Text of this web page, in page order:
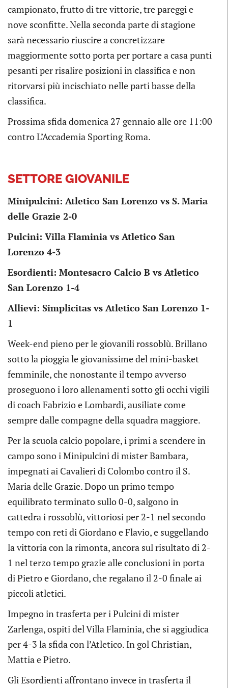
campionato, frutto di tre vittorie, tre pareggi e
nove sconfitte. Nella seconda parte di stagione
sarà necessario riuscire a concretizzare
maggiormente sotto porta per portare a casa punti
pesanti per risalire posizioni in classifica e non
ritorvarsi più incischiato nelle parti basse della
classifica.
Prossima sfida domenica 27 gennaio alle ore 11:00
contro L’Accademia Sporting Roma.
SETTORE GIOVANILE
Minipulcini: Atletico San Lorenzo vs S. Maria
delle Grazie 2-0
Pulcini: Villa Flaminia vs Atletico San
Lorenzo 4-3
Esordienti: Montesacro Calcio B vs Atletico
San Lorenzo 1-4
Allievi: Simplicitas vs Atletico San Lorenzo 1-
1
Week-end pieno per le giovanili rossoblù. Brillano
sotto la pioggia le giovanissime del mini-basket
femminile, che nonostante il tempo avverso
proseguono i loro allenamenti sotto gli occhi vigili
di coach Fabrizio e Lombardi, ausiliate come
sempre dalle compagne della squadra maggiore.
Per la scuola calcio popolare, i primi a scendere in
campo sono i Minipulcini di mister Bambara,
impegnati ai Cavalieri di Colombo contro il S.
Maria delle Grazie. Dopo un primo tempo
equilibrato terminato sullo 0-0, salgono in
cattedra i rossoblù, vittoriosi per 2-1 nel secondo
tempo con reti di Giordano e Flavio, e suggellando
la vittoria con la rimonta, ancora sul risultato di 2-
1 nel terzo tempo grazie alle conclusioni in porta
di Pietro e Giordano, che regalano il 2-0 finale ai
piccoli atletici.
Impegno in trasferta per i Pulcini di mister
Zarlenga, ospiti del Villa Flaminia, che si aggiudica
per 4-3 la sfida con l’Atletico. In gol Christian,
Mattia e Pietro.
Gli Esordienti affrontano invece in trasferta il